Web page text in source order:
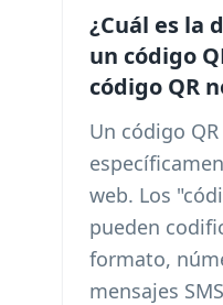
¿Cuál es la
un código
código QR
Un código QR
web. Los
pueden
formato,
mensajes